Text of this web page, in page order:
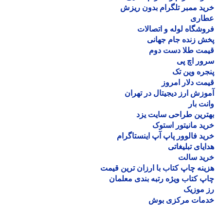
ممبر تلگرام بدون ریزش
لوله و اتصالات
زنده جام جهانی
طلا دست دوم
اچ پی
وین تک
دلار امروز
ارز دیجیتال در تهران
بار
طراحی سایت یزد
مانیتور استوک
فالوور پاپ آپ اینستاگرام
تبلیغاتی
سالت
چاپ کتاب با ارزان ترین قیمت
کتاب ویژه رتبه بندی معلمان
موزیک
مرکزی بوش